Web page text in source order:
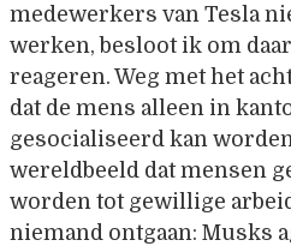
medewerkers van Tesla
werken, besloot ik om
reageren. Weg met het
dat de mens alleen in
gesocialiseerd kan
wereldbeeld dat mensen
worden tot gewillige
niemand ontgaan: Musks